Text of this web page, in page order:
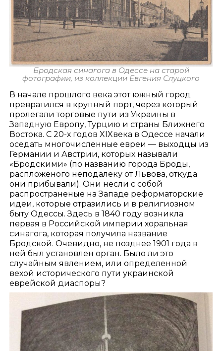
Бродская синагога в Одессе на старой
фотографии, из коллекции Евгения Слуцкого
В начале прошлого века этот южный город
превратился в крупный порт, через который
пролегали торговые пути из Украины в
Западную Европу, Турцию и страны Ближнего
Востока. С 20-х годов XIXвека в Одессе начали
оседать многочисленные евреи — выходцы из
Германии и Австрии, которых называли
«Бродскими» (по названию города Броды,
распложеного неподалеку от Львова, откуда
они прибывали). Они несли с собой
распространеные на Западе реформаторские
идеи, которые отразились и в религиозном
быту Одессы. Здесь в 1840 году возникла
первая в Российской империи хоральная
синагога, которая получила название
Бродской. Очевидно, не позднее 1901 года в
ней был установлен орган. Было ли это
случайным явлением, или определенной
вехой исторического пути украинской
еврейской диаспоры?